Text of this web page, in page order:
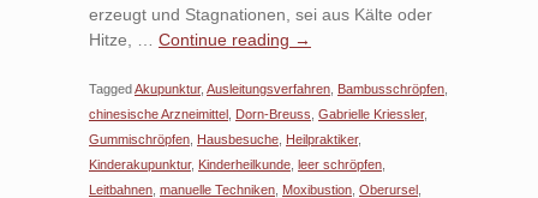
erzeugt und Stagnationen, sei aus Kälte oder
Hitze, … Continue reading →
TaggedAkupunktur, Ausleitungsverfahren Bambusschröpfen
chinesische Arzneimittel Dorn-Breuss Gabrielle Kriessler,
Gummischröpfen Hausbesuche Heilpraktiker,
Kinderakupunktur, Kinderheilkunde leer schröpfen
Leitbahnen manuelle Techniken Moxibustion Oberursel